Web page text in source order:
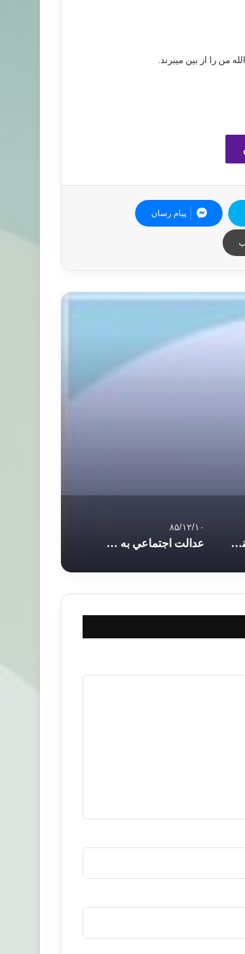
من را از بين مي­برند.
پیام رسان
علماء الجزائر يستنكرون هجوم الشيعة على القر
۸۵/۱۲/۱۰
عدالت اجتماعي به مثابه انصاف، بي طرفي و براب